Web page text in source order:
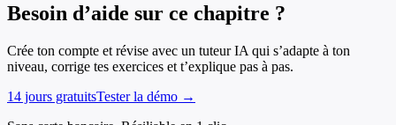
Besoin d’aide sur ce chapitre ?
Crée ton compte et révise avec un tuteur IA qui s’adapte à ton
niveau, corrige tes exercices et t’explique pas à pas.
14 jours gratuitsTester la démo →